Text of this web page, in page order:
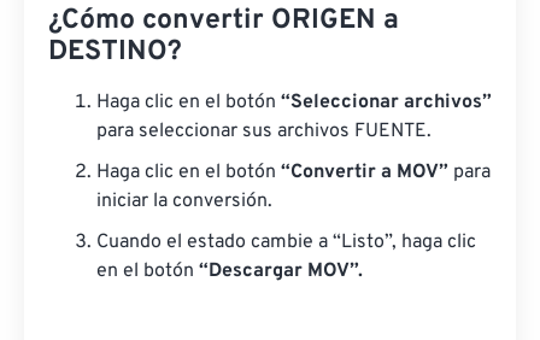
¿Cómo convertir ORIGEN a
DESTINO?
Haga clic en el botón “Seleccionar archivos”
para seleccionar sus archivos FUENTE.
Haga clic en el botón “Convertir a MOV” para
iniciar la conversión.
Cuando el estado cambie a “Listo”, haga clic
en el botón “Descargar MOV”.